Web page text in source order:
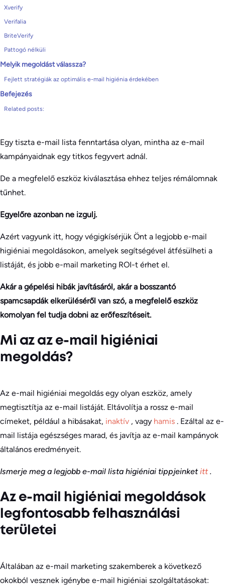
Xverify
Verifalia
BriteVerify
Pattogó nélküli
Melyik megoldást válassza?
Fejlett stratégiák az optimális e-mail higiénia érdekében
Befejezés
Related posts:
Egy tiszta e-mail lista fenntartása olyan, mintha az e-mail
kampányaidnak egy titkos fegyvert adnál.
De a megfelelő eszköz kiválasztása ehhez teljes rémálomnak
tűnhet.
Egyelőre azonban ne izgulj.
Azért vagyunk itt, hogy végigkísérjük Önt a legjobb e-mail
higiéniai megoldásokon, amelyek segítségével átfésülheti a
listáját, és jobb e-mail marketing ROI-t érhet el.
Akár a gépelési hibák javításáról, akár a bosszantó
spamcsapdák elkerüléséről van szó, a megfelelő eszköz
komolyan fel tudja dobni az erőfeszítéseit.
Mi az az e-mail higiéniai
megoldás?
Az e-mail higiéniai megoldás egy olyan eszköz, amely
megtisztítja az e-mail listáját. Eltávolítja a rossz e-mail
címeket, például a hibásakat, inaktív , vagy hamis . Ezáltal az e-
mail listája egészséges marad, és javítja az e-mail kampányok
általános eredményeit.
Ismerje meg a legjobb e-mail lista higiéniai tippjeinket itt .
Az e-mail higiéniai megoldások
legfontosabb felhasználási
területei
Általában az e-mail marketing szakemberek a következő
okokból vesznek igénybe e-mail higiéniai szolgáltatásokat: